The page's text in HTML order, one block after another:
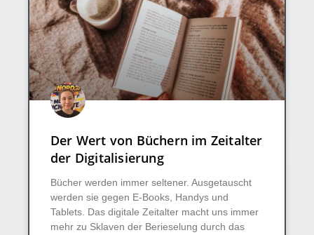
Der Wert von Büchern im Zeitalter
der Digitalisierung
Bücher werden immer seltener. Ausgetauscht
werden sie gegen E-Books, Handys und
Tablets. Das digitale Zeitalter macht uns immer
mehr zu Sklaven der Berieselung durch das